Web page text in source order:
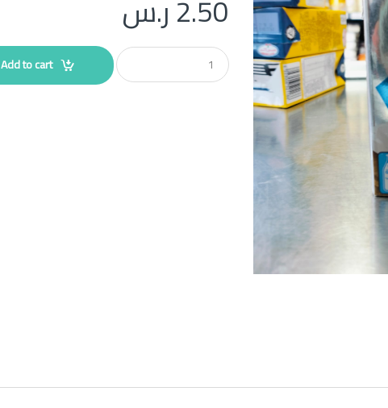
2.50ر.س
Q
u
a
Add to cart